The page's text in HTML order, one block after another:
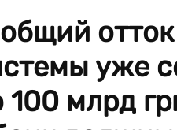
уже
100 млрд